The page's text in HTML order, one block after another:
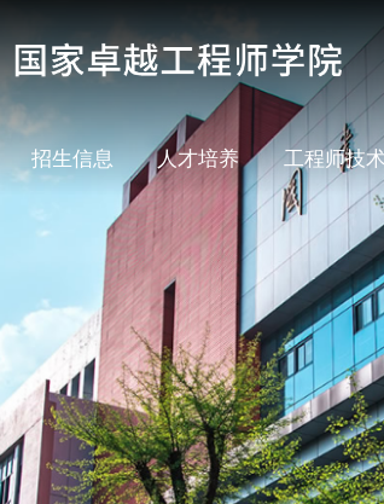
招生信息 人才培养 工程师技